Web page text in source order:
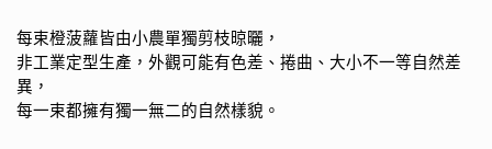
每束橙菠蘿皆由小農單獨剪枝晾曬，
非工業定型生產，外觀可能有色差、捲曲、大小不一等自然差
異，
每一束都擁有獨一無二的自然樣貌。